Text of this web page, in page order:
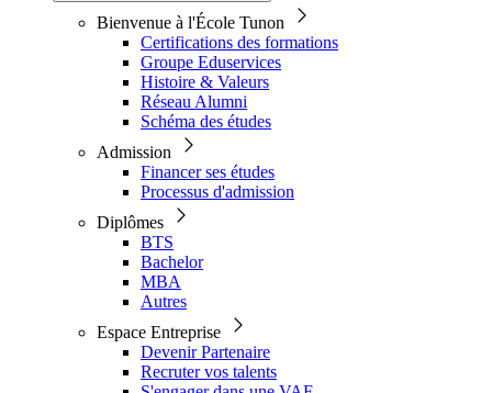
Bienvenue à l'École Tunon
Certifications des formations
Groupe Eduservices
Histoire & Valeurs
Réseau Alumni
Schéma des études
Admission
Financer ses études
Processus d'admission
Diplômes
BTS
Bachelor
MBA
Autres
Espace Entreprise
Devenir Partenaire
Recruter vos talents